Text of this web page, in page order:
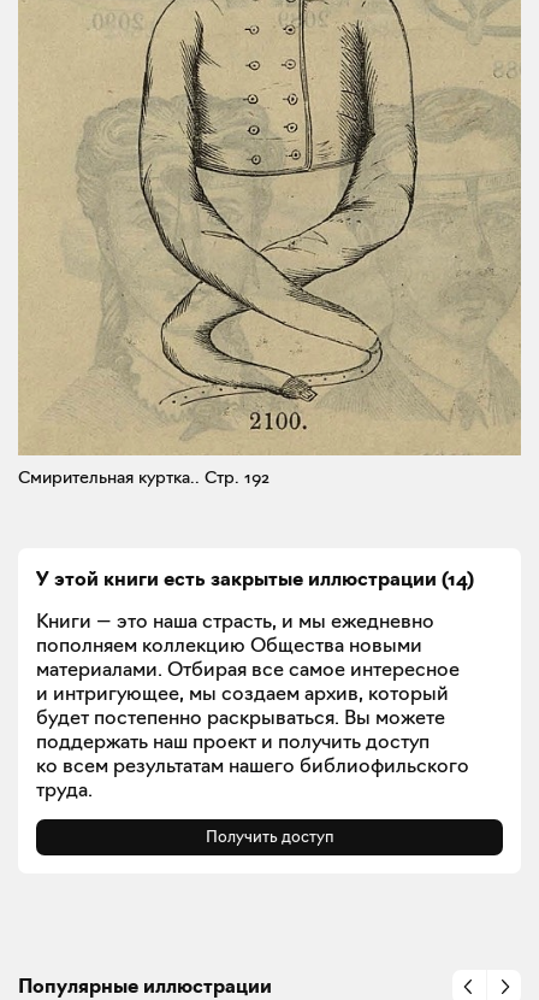
Смирительная куртка.. Стр. 192
У этой книги есть закрытые иллюстрации (14)
Книги — это наша страсть, и мы ежедневно
пополняем коллекцию Общества новыми
материалами. Отбирая все самое интересное
и интригующее, мы создаем архив, который
будет постепенно раскрываться. Вы можете
поддержать наш проект и получить доступ
ко всем результатам нашего библиофильского
труда.
Получить доступ
Популярные иллюстрации